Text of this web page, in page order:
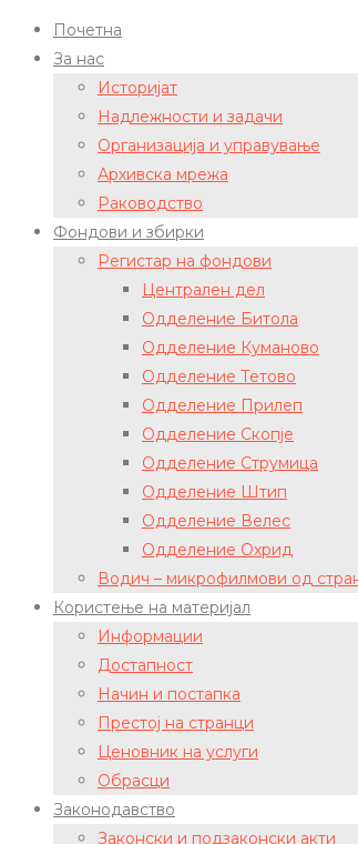
Почетна
За нас
Историјат
Надлежности и задачи
Организација и управување
Архивска мрежа
Раководство
Фондови и збирки
Регистар на фондови
Централен дел
Одделение Битола
Одделение Куманово
Одделение Тетово
Одделение Прилеп
Одделение Скопје
Одделение Струмица
Одделение Штип
Одделение Велес
Одделение Охрид
Водич – микрофилмови од
Користење на материјал
Информации
Достапност
Начин и постапка
Престој на странци
Ценовник на услуги
Обрасци
Законодавство
Законски и подзаконски акти